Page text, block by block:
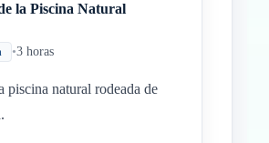
la Piscina Natural
•3 horas
piscina natural rodeada de